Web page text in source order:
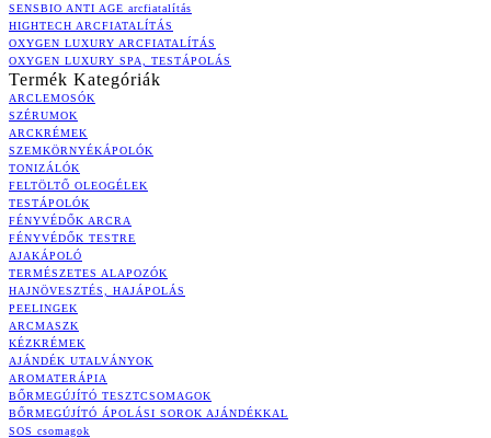
SENSBIO ANTI AGE arcfiatalítás
HIGHTECH ARCFIATALÍTÁS
OXYGEN LUXURY ARCFIATALÍTÁS
OXYGEN LUXURY SPA, TESTÁPOLÁS
Termék Kategóriák
ARCLEMOSÓK
SZÉRUMOK
ARCKRÉMEK
SZEMKÖRNYÉKÁPOLÓK
TONIZÁLÓK
FELTÖLTŐ OLEOGÉLEK
TESTÁPOLÓK
FÉNYVÉDŐK ARCRA
FÉNYVÉDŐK TESTRE
AJAKÁPOLÓ
TERMÉSZETES ALAPOZÓK
HAJNÖVESZTÉS, HAJÁPOLÁS
PEELINGEK
ARCMASZK
KÉZKRÉMEK
AJÁNDÉK UTALVÁNYOK
AROMATERÁPIA
BŐRMEGÚJÍTÓ TESZTCSOMAGOK
BŐRMEGÚJÍTÓ ÁPOLÁSI SOROK AJÁNDÉKKAL
SOS csomagok